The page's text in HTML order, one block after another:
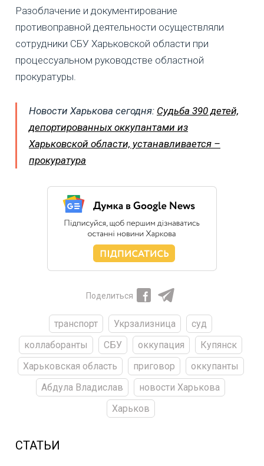
Разоблачение и документирование
противоправной деятельности осуществляли
сотрудники СБУ Харьковской области при
процессуальном руководстве областной
прокуратуры.
Новости Харькова сегодня: Судьба 390 детей,
депортированных оккупантами из
Харьковской области, устанавливается –
прокуратура
Поделиться
транспорт Укрзализница
суд
коллаборанты
СБУ оккупация
Купянск
Харьковская область
приговор
оккупанты
Абдула Владислав
новости Харькова
Харьков
СТАТЬИ